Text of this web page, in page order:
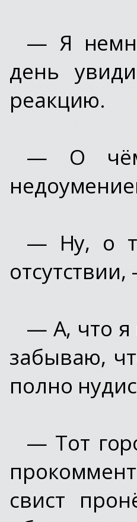
— Я
день
реакцию.
— О чём
— Ну, о
— А, что я
забываю,
полно
— Тот
свист